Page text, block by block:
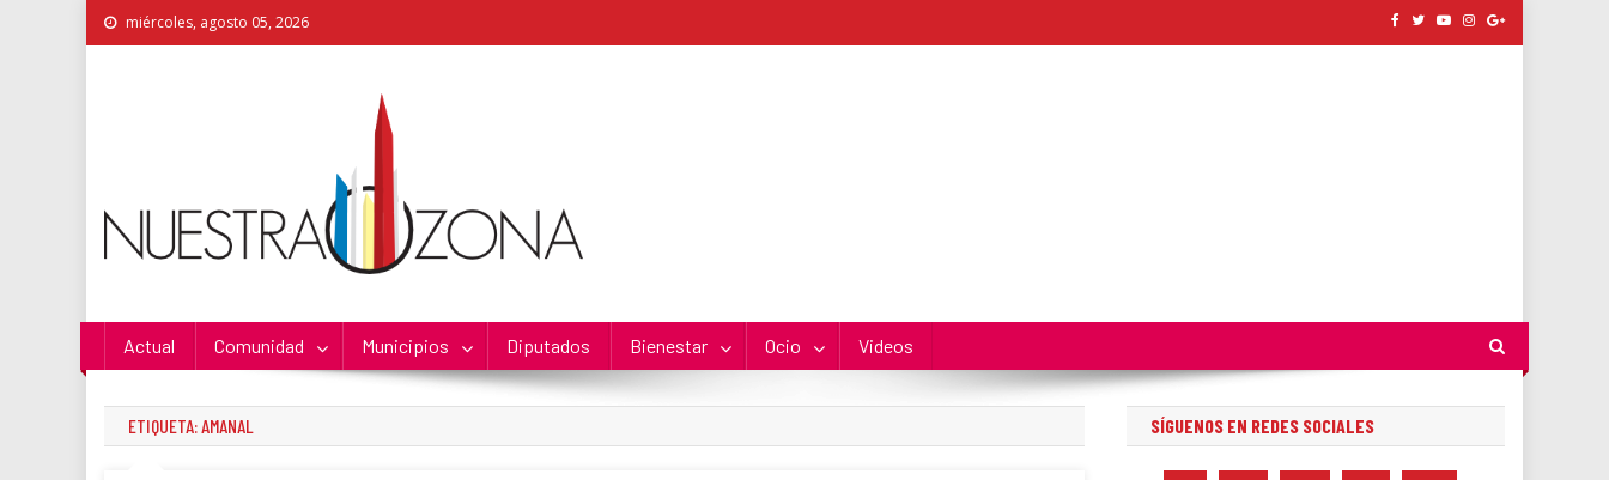
Skip
to
miércoles, agosto 05, 2026
Actual Comunidad Municipios Diputados Bienestar Ocio Videos
ETIQUETA:AMANAL SÍGUENOS EN REDES SOCIALES